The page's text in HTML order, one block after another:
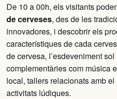
De 10 a 00h, els visitants
de cerveses, des de les
innovadores, i descobrir els
característiques de cada
de cervesa, l’esdeveniment
complementàries com música
local, tallers relacionats amb
activitats lúdiques.